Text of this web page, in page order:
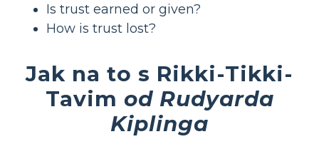
Is trust earned or given?
How is trust lost?
Jak na to s Rikki-Tikki-
Tavim od Rudyarda
Kiplinga